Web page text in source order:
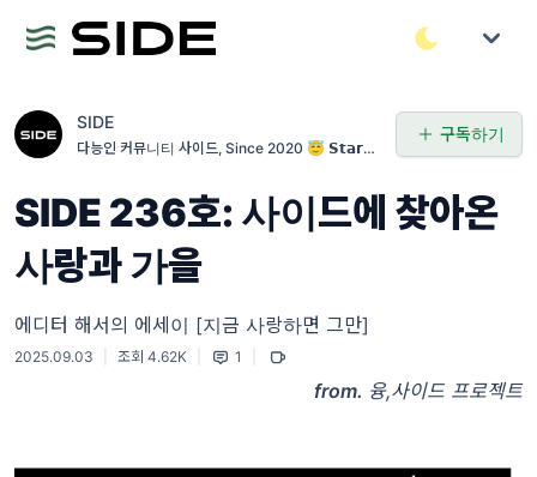
SIDE
다능인 커뮤니티 사이드, Since 2020 😇 𝗦𝘁𝗮𝗿𝘁.
구독하기
SIDE 236호: 사이드에 찾아온
사랑과 가을
에디터 해서의 에세이 [지금 사랑하면 그만]
2025.09.03 조회 4.62K 1
from. 융,사이드 프로젝트